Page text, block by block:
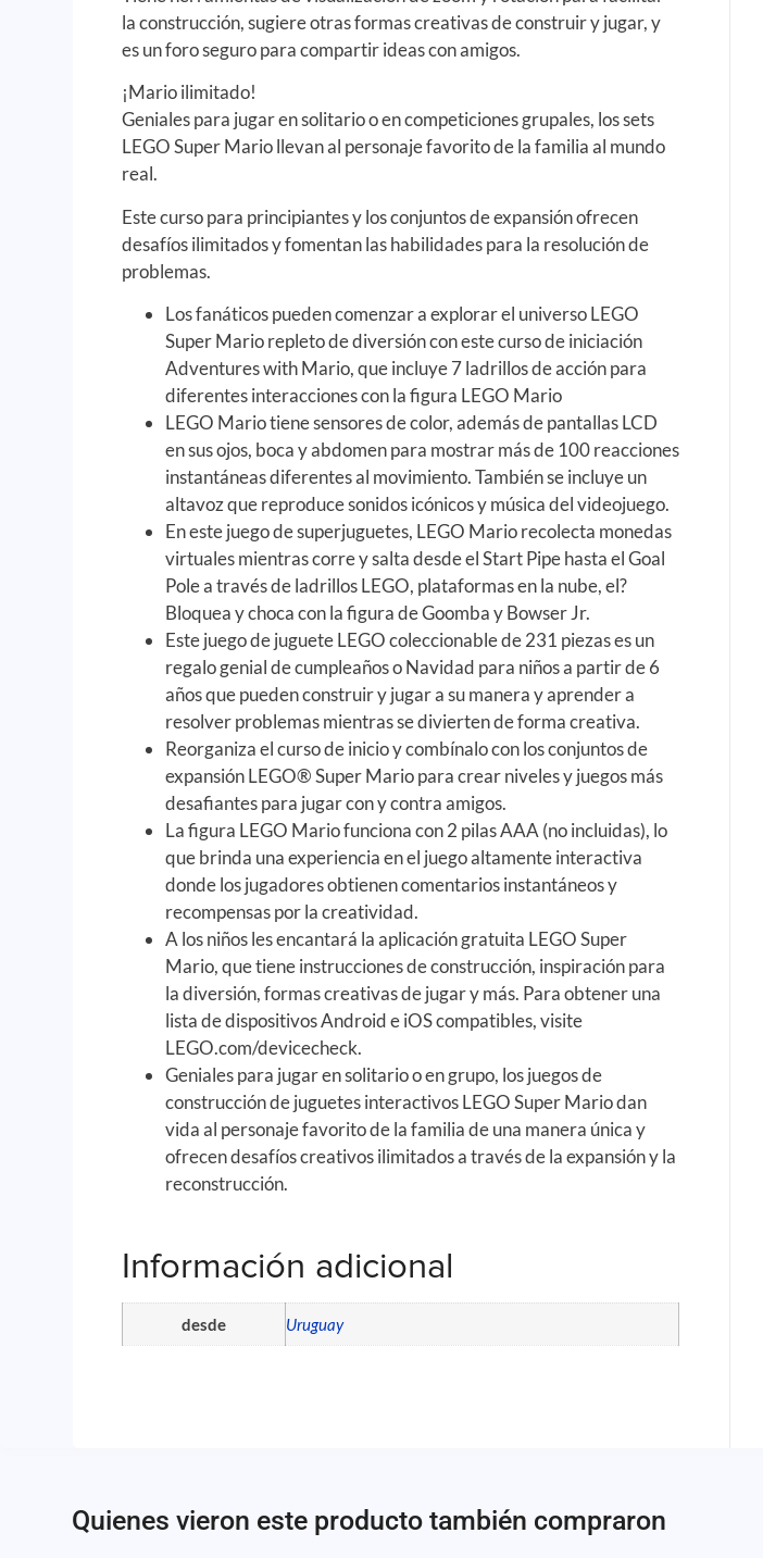
la construcción, sugiere otras formas creativas de construir y jugar, y
es un foro seguro para compartir ideas con amigos.
¡Mario ilimitado!
Geniales para jugar en solitario o en competiciones grupales, los sets
LEGO Super Mario llevan al personaje favorito de la familia al mundo
real.
Este curso para principiantes y los conjuntos de expansión ofrecen
desafíos ilimitados y fomentan las habilidades para la resolución de
problemas.
Los fanáticos pueden comenzar a explorar el universo LEGO
Super Mario repleto de diversión con este curso de iniciación
Adventures with Mario, que incluye 7 ladrillos de acción para
diferentes interacciones con la figura LEGO Mario
LEGO Mario tiene sensores de color, además de pantallas LCD
en sus ojos, boca y abdomen para mostrar más de 100 reacciones
instantáneas diferentes al movimiento. También se incluye un
altavoz que reproduce sonidos icónicos y música del videojuego.
En este juego de superjuguetes, LEGO Mario recolecta monedas
virtuales mientras corre y salta desde el Start Pipe hasta el Goal
Pole a través de ladrillos LEGO, plataformas en la nube, el?
Bloquea y choca con la figura de Goomba y Bowser Jr.
Este juego de juguete LEGO coleccionable de 231 piezas es un
regalo genial de cumpleaños o Navidad para niños a partir de 6
años que pueden construir y jugar a su manera y aprender a
resolver problemas mientras se divierten de forma creativa.
Reorganiza el curso de inicio y combínalo con los conjuntos de
expansión LEGO® Super Mario para crear niveles y juegos más
desafiantes para jugar con y contra amigos.
La figura LEGO Mario funciona con 2 pilas AAA (no incluidas), lo
que brinda una experiencia en el juego altamente interactiva
donde los jugadores obtienen comentarios instantáneos y
recompensas por la creatividad.
A los niños les encantará la aplicación gratuita LEGO Super
Mario, que tiene instrucciones de construcción, inspiración para
la diversión, formas creativas de jugar y más. Para obtener una
lista de dispositivos Android e iOS compatibles, visite
LEGO.com/devicecheck.
Geniales para jugar en solitario o en grupo, los juegos de
construcción de juguetes interactivos LEGO Super Mario dan
vida al personaje favorito de la familia de una manera única y
ofrecen desafíos creativos ilimitados a través de la expansión y la
reconstrucción.
Información adicional
desde Uruguay
Quienes vieron este producto también compraron